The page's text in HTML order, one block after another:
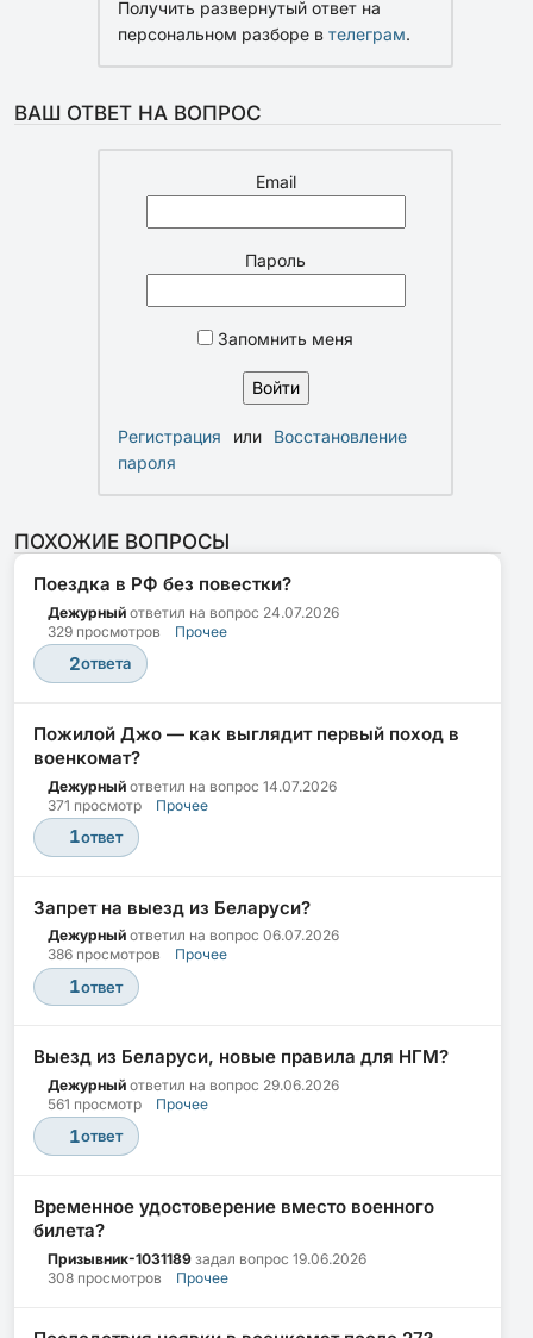
Получить развернутый ответ на
персональном разборе в телеграм.
ВАШ ОТВЕТ НА ВОПРОС
Email
Пароль
Запомнить меня
Регистрация или
Восстановление
пароля
ПОХОЖИЕ ВОПРОСЫ
Поездка в РФ без повестки?
Дежурный ответил на вопрос 24.07.2026
329 просмотров
Прочее
2ответа
Пожилой Джо — как выглядит первый поход в
военкомат?
Дежурный ответил на вопрос 14.07.2026
371 просмотр
Прочее
1ответ
Запрет на выезд из Беларуси?
Дежурный ответил на вопрос 06.07.2026
386 просмотров
Прочее
1ответ
Выезд из Беларуси, новые правила для НГМ?
Дежурный ответил на вопрос 29.06.2026
561 просмотр
Прочее
1ответ
Временное удостоверение вместо военного
билета?
Призывник-1031189 задал вопрос 19.06.2026
308 просмотров
Прочее